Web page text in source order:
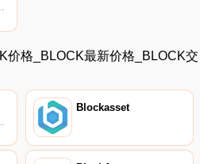
。您可以在我们的加密货币交易所页面上找到其他列表.
价格_BLOCK最新价格_BLOCK交
Blockasset